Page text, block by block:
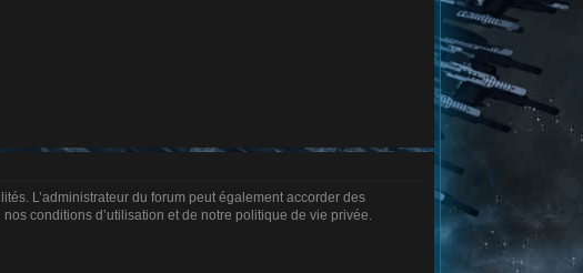
L’administrateur du forum peut également accorder des
conditions d’utilisation et de notre politique de vie privée.